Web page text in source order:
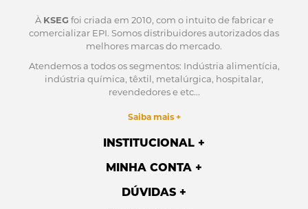
À KSEG foi criada em 2010, com o intuito de fabricar e
comercializar EPI. Somos distribuidores autorizados das
melhores marcas do mercado.
Atendemos a todos os segmentos: Indústria alimentícia,
indústria química, têxtil, metalúrgica, hospitalar,
revendedores e etc...
Saiba mais +
INSTITUCIONAL
MINHA CONTA
DÚVIDAS